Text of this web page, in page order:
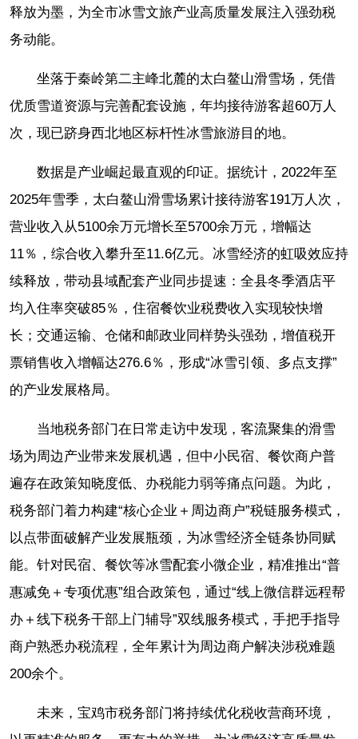
释放为墨，为全市冰雪文旅产业高质量发展注入强劲税
务动能。
坐落于秦岭第二主峰北麓的太白鳌山滑雪场，凭借
优质雪道资源与完善配套设施，年均接待游客超60万人
次，现已跻身西北地区标杆性冰雪旅游目的地。
数据是产业崛起最直观的印证。据统计，2022年至
2025年雪季，太白鳌山滑雪场累计接待游客191万人次，
营业收入从5100余万元增长至5700余万元，增幅达
11％，综合收入攀升至11.6亿元。冰雪经济的虹吸效应持
续释放，带动县域配套产业同步提速：全县冬季酒店平
均入住率突破85％，住宿餐饮业税费收入实现较快增
长；交通运输、仓储和邮政业同样势头强劲，增值税开
票销售收入增幅达276.6％，形成“冰雪引领、多点支撑”
的产业发展格局。
当地税务部门在日常走访中发现，客流聚集的滑雪
场为周边产业带来发展机遇，但中小民宿、餐饮商户普
遍存在政策知晓度低、办税能力弱等痛点问题。为此，
税务部门着力构建“核心企业＋周边商户”税链服务模式，
以点带面破解产业发展瓶颈，为冰雪经济全链条协同赋
能。针对民宿、餐饮等冰雪配套小微企业，精准推出“普
惠减免＋专项优惠”组合政策包，通过“线上微信群远程帮
办＋线下税务干部上门辅导”双线服务模式，手把手指导
商户熟悉办税流程，全年累计为周边商户解决涉税难题
200余个。
未来，宝鸡市税务部门将持续优化税收营商环境，